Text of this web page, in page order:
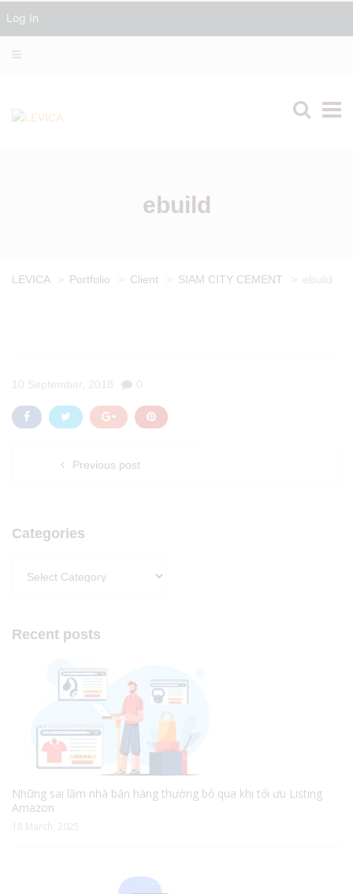
ebuild
LEVICA > Portfolio > Client > SIAM CITY CEMENT > ebuild
10 September, 2018 0
Previous post
Categories
Recent posts
Những sai lầm nhà bán hàng thường bỏ qua khi tối ưu Listing
Amazon
18 March, 2025
Log In